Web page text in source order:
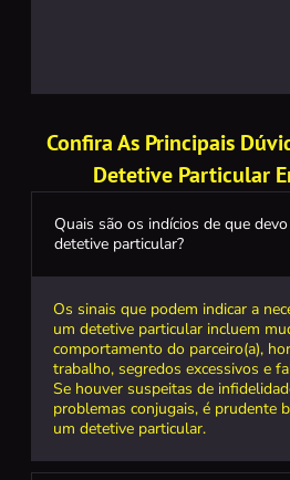
Confira As Principais
Detetive Particular
Quais são os indícios de que
detetive particular?
Os sinais que podem indicar a
um detetive particular incluem
comportamento do parceiro(a),
trabalho, segredos excessivos e
Se houver suspeitas de
problemas conjugais, é prudente
um detetive particular.